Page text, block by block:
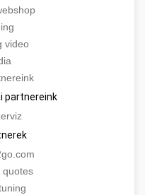
video
partnereink
quotes